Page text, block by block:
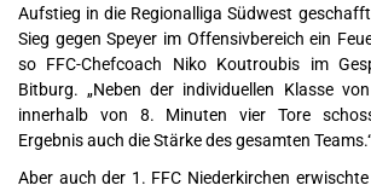
Aufstieg in die Regionalliga Südwest
Sieg gegen Speyer im Offensivbereich ein
so FFC-Chefcoach Niko Koutroubis im
Bitburg. „Neben der individuellen Klasse
innerhalb von 8. Minuten vier Tore
Ergebnis auch die Stärke des gesamten
Aber auch der 1. FFC Niederkirchen